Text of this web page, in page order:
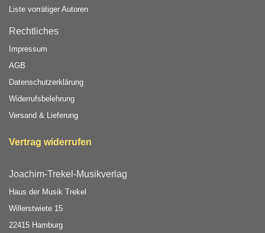
Liste vorrätiger Autoren
Rechtliches
Impressum
AGB
Datenschutzerklärung
Widerrufsbelehrung
Versand & Lieferung
Vertrag widerrufen
Joachim-Trekel-Musikverlag
Haus der Musik Trekel
Willerstwiete 15
22415 Hamburg